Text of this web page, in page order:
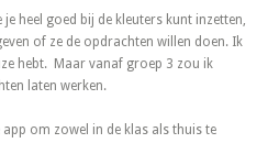
heel goed bij de kleuters kunt inzetten,
of ze de opdrachten willen doen. Ik
hebt. Maar vanaf groep 3 zou ik
laten werken.
om zowel in de klas als thuis te